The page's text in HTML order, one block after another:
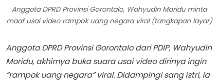
Anggota DPRD Provinsi Gorontalo, Wahyudin Moridu minta
maaf usai video rampok uang negara viral (tangkapan layar)
Anggota DPRD Provinsi Gorontalo dari PDIP, Wahyudin
Moridu, akhirnya buka suara usai video dirinya ingin
“rampok uang negara” viral. Didampingi sang istri, ia